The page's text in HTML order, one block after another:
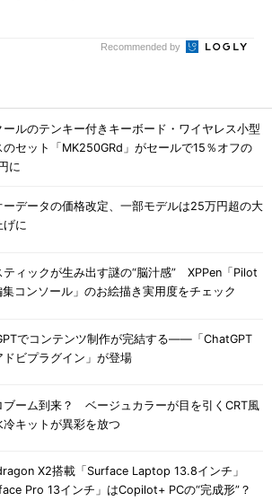
Recommended by
ールのテンキー付きキーボード・ワイヤレス小型
のセット「MK250GRd」がセールで15％オフの
に
ーデータの価格改定、一部モデルは25万円超の大
げに
ティックが生み出す謎の“脳汁感” XPPen「Pilot
コンソール」のお絵描き実用度をチェック
でコンテンツ制作が完結する――「ChatGPT
ドビプラグイン」が登場
ブーム到来？ ベージュカラーが目を引くCRT風
冷キットが異彩を放つ
X2搭載「Surface Laptop 13.8インチ」
Pro 13インチ」はCopilot+ PCの“完成形”？